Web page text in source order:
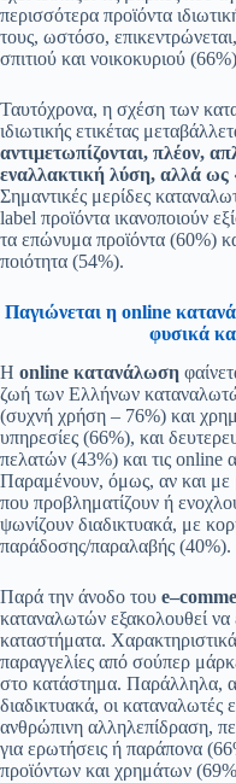
περισσότερα προϊόντα
τους, ωστόσο,
σπιτιού και νοικοκυριού
Ταυτόχρονα, η σχέση των
ιδιωτικής ετικέτας
αντιμετωπίζονται, πλέον,
εναλλακτική λύση, αλλά ως
Σημαντικές μερίδες
label προϊόντα ικανοποιούν
τα επώνυμα προϊόντα (60%)
ποιότητα (54%).
Παγιώνεται η online
φυσικά
Η online κατανάλωση
ζωή των Ελλήνων
(συχνή χρήση – 76%) και
υπηρεσίες (66%), και
πελατών (43%) και τις online
Παραμένουν, όμως, αν και με
που προβληματίζουν ή
ψωνίζουν διαδικτυακά, με
παράδοσης/παραλαβής (40%).
Παρά την άνοδο τoυ e–
καταναλωτών εξακολουθεί να
καταστήματα.
παραγγελίες από σούπερ
στο κατάστημα. Παράλληλα,
διαδικτυακά, οι καταναλωτές
ανθρώπινη αλληλεπίδραση,
για ερωτήσεις ή παράπονα
προϊόντων και χρημάτων